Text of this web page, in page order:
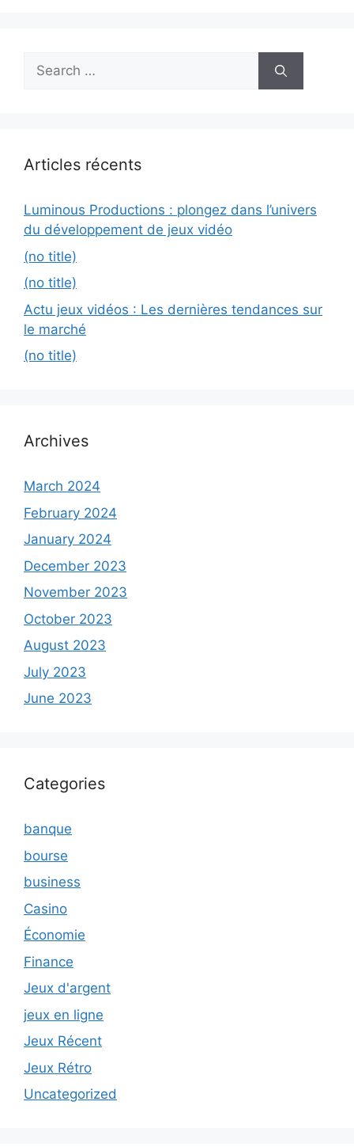
Search
for:
Articles récents
Luminous Productions : plongez dans l’univers
du développement de jeux vidéo
(no title)
(no title)
Actu jeux vidéos : Les dernières tendances sur
le marché
(no title)
Archives
March 2024
February 2024
January 2024
December 2023
November 2023
October 2023
August 2023
July 2023
June 2023
Categories
banque
bourse
business
Casino
Économie
Finance
Jeux d'argent
jeux en ligne
Jeux Récent
Jeux Rétro
Uncategorized